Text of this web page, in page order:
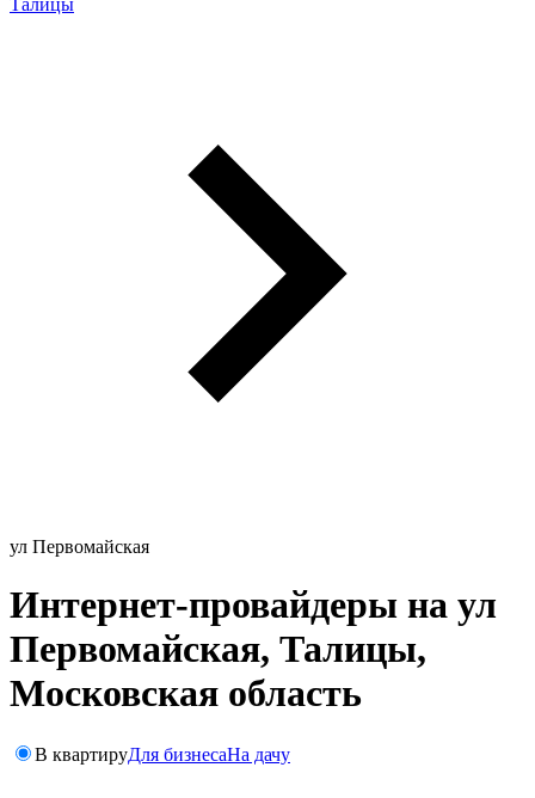
ул Первомайская
Интернет-провайдеры на ул
Первомайская, Талицы,
Московская область
В квартируДля бизнесаНа дачу